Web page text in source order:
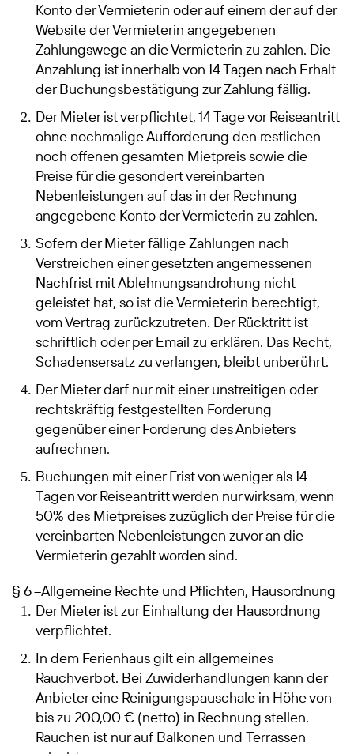
Konto der Vermieterin oder auf einem der auf der
Website der Vermieterin angegebenen
Zahlungswege an die Vermieterin zu zahlen. Die
Anzahlung ist innerhalb von 14 Tagen nach Erhalt
der Buchungsbestätigung zur Zahlung fällig.
Der Mieter ist verpflichtet, 14 Tage vor Reiseantritt
ohne nochmalige Aufforderung den restlichen
noch offenen gesamten Mietpreis sowie die
Preise für die gesondert vereinbarten
Nebenleistungen auf das in der Rechnung
angegebene Konto der Vermieterin zu zahlen.
​Sofern der Mieter fällige Zahlungen nach
Verstreichen einer gesetzten angemessenen
Nachfrist mit Ablehnungsandrohung nicht
geleistet hat, so ist die Vermieterin berechtigt,
vom Vertrag zurückzutreten. Der Rücktritt ist
schriftlich oder per Email zu erklären. Das Recht,
Schadensersatz zu verlangen, bleibt unberührt.
Der Mieter darf nur mit einer unstreitigen oder
rechtskräftig festgestellten Forderung
gegenüber einer Forderung des Anbieters
aufrechnen.
Buchungen mit einer Frist von weniger als 14
Tagen vor Reiseantritt werden nur wirksam, wenn
50% des Mietpreises zuzüglich der Preise für die
vereinbarten Nebenleistungen zuvor an die
Vermieterin gezahlt worden sind.
§ 6 –Allgemeine Rechte und Pflichten, Hausordnung
Der Mieter ist zur Einhaltung der Hausordnung
verpflichtet.
In dem Ferienhaus gilt ein allgemeines
Rauchverbot. Bei Zuwiderhandlungen kann der
Anbieter eine Reinigungspauschale in Höhe von
bis zu 200,00 € (netto) in Rechnung stellen.
Rauchen ist nur auf Balkonen und Terrassen